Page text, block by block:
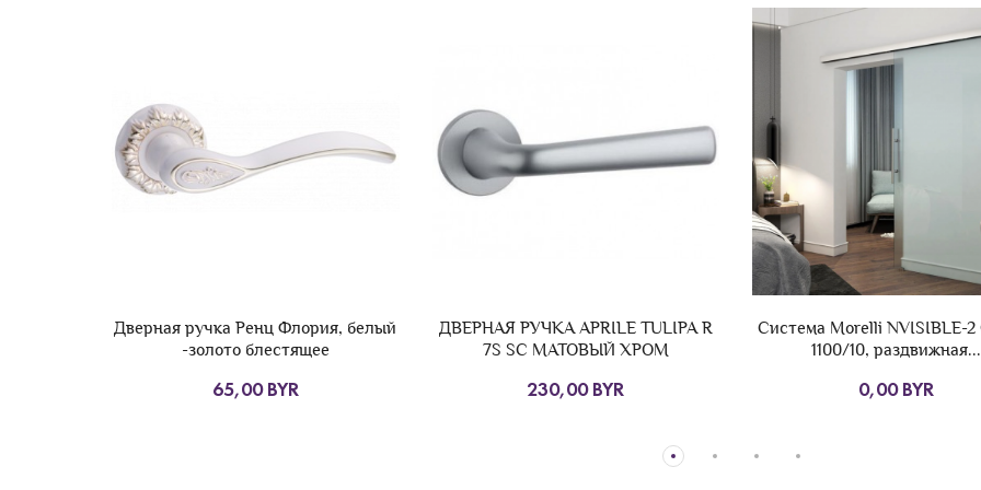
ДВЕРНАЯ РУЧКА APRILE TULIPA R
7S SC МАТОВЫЙ ХРОМ
230,00 BYR
Система Morelli NVISIBLE-2 GLASS
1100/10, раздвижная...
0,00 BYR
Петля дверная Vantage
черный
8,00 BYR